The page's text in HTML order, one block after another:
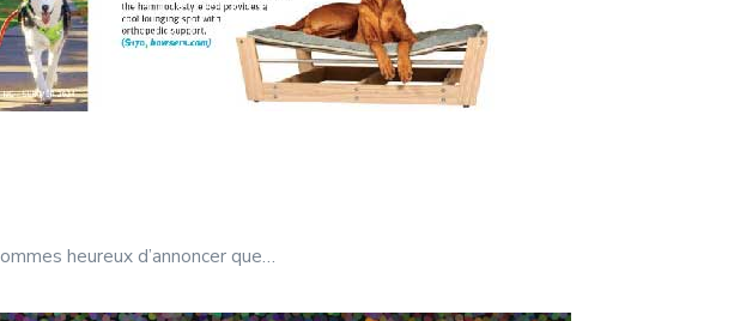
heureux d’annoncer que…